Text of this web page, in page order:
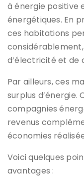
à énergie positive
énergétiques. En
ces habitations
d’électricité et de
Par ailleurs, ces
surplus d’énergie.
compagnies
revenus
économies
Voici quelques
avantages :